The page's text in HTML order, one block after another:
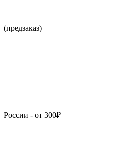
(предзаказ)
России - от 300₽